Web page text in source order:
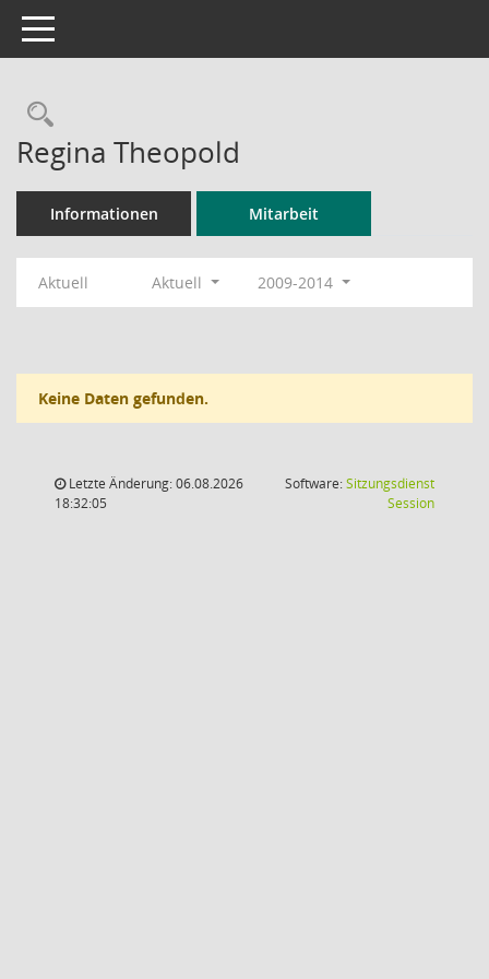
Toggle navigation
Rechercheauswahl
Regina Theopold
Informationen Mitarbeit
Aktuell Aktuell 2009-2014
Keine Daten gefunden.
Letzte Änderung: 06.08.2026
18:32:05
Software:Sitzungsdienst
Session(Wird in